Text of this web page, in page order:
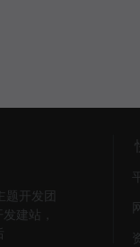
开发团
建站，